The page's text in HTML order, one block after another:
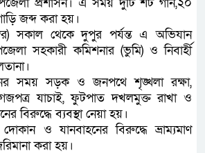
জব্দ করা হয়।
সকাল থেকে দুপুর পর্যন্ত এ অভিযান
সহকারী কমিশনার (ভুমি) ও নিবার্হী
সময় সড়ক ও জনপথে শৃঙ্খলা রক্ষা,
যাচাই, ফুটপাত দখলমুক্ত রাখা ও
বিরুদ্ধে ব্যবস্থা নেয়া হয়।
ও যানবাহনের বিরুদ্ধে ভ্রাম্যমাণ
করা হয়।